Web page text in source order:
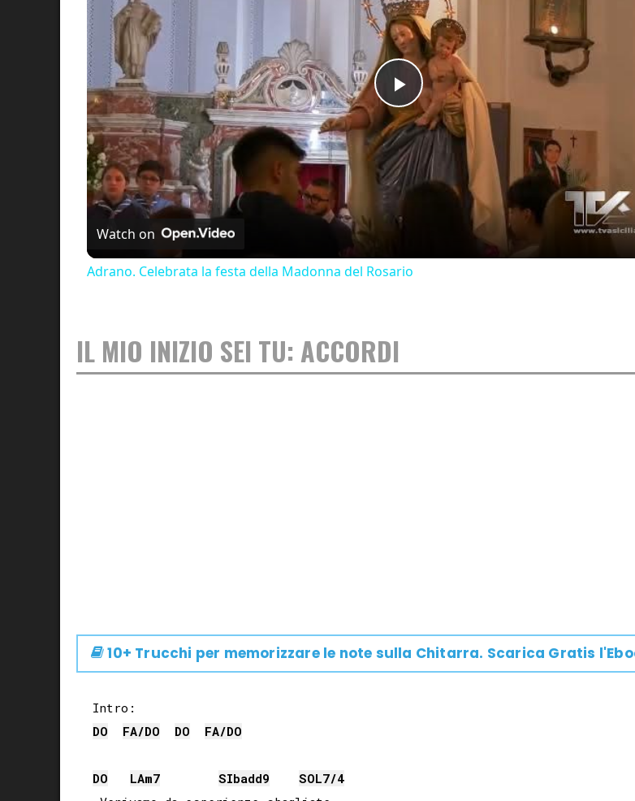
Play
Video
Watch on
Adrano. Celebrata la festa della Madonna del Rosario
IL MIO INIZIO SEI TU: ACCORDI
10+ Trucchi per memorizzare le note sulla Chitarra. Scarica Gratis
DO
FA/DO DO FA/DO
DO LAm7 SIbadd9 SOL7/4